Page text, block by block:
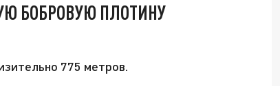
БОБРОВУЮ ПЛОТИНУ
775 метров.